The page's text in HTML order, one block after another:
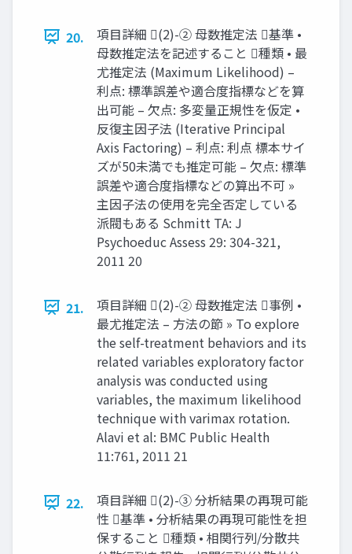
20.
項目詳細 (2)-② 母数推定法 基準 •
母数推定法を記述すること 種類 • 最
尤推定法 (Maximum Likelihood) –
利点: 標準誤差や適合度指標などを算
出可能 – 欠点: 多変量正規性を仮定 •
反復主因子法 (Iterative Principal
Axis Factoring) – 利点: 利点 標本サイ
ズが50未満でも推定可能 – 欠点: 標準
誤差や適合度指標などの算出不可 »
主因子法の使用を完全否定している
派閥もある Schmitt TA: J
Psychoeduc Assess 29: 304-321,
2011 20
21.
項目詳細 (2)-② 母数推定法 事例 •
最尤推定法 – 方法の節 » To explore
the self-treatment behaviors and its
related variables exploratory factor
analysis was conducted using
variables, the maximum likelihood
technique with varimax rotation.
Alavi et al: BMC Public Health
11:761, 2011 21
22.
項目詳細 (2)-③ 分析結果の再現可能
性 基準 • 分析結果の再現可能性を担
保すること 種類 • 相関行列/分散共